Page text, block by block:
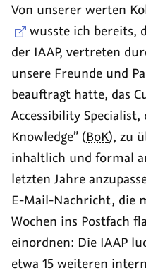
Von unserer werten
wusste ich bereits,
der IAAP, vertreten
unsere Freunde und
beauftragt hatte, das
Accessibility Specialist,
Knowledge” (BoK), zu
inhaltlich und formal
letzten Jahre
E-Mail-Nachricht, die
Wochen ins Postfach
einordnen: Die IAAP
etwa 15 weiteren